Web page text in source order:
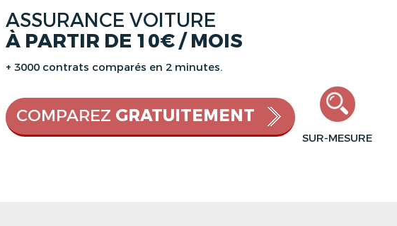
ASSURANCE VOITURE
À PARTIR DE 10€ / MOIS
+ 3000 contrats comparés en 2 minutes.
SUR-MESURE
COMPAREZ GRATUITEMENT